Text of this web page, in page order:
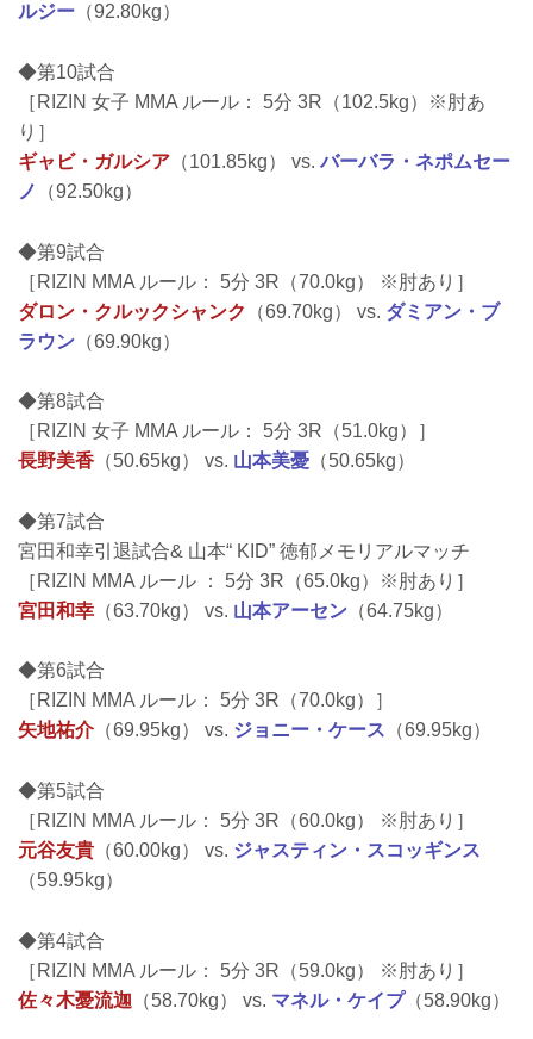
ルジー （92.80kg）
◆第10試合
［RIZIN 女子 MMA ルール： 5分 3R（102.5kg）※肘あ
り］
ギャビ・ガルシア （101.85kg） vs. バーバラ・ネポムセー
ノ
（92.50kg）
◆第9試合
［RIZIN MMA ルール： 5分 3R（70.0kg） ※肘あり］
ダロン・クルックシャンク
（69.70kg） vs. ダミアン・ブ
ラウン （69.90kg）
◆第8試合
［RIZIN 女子 MMA ルール： 5分 3R（51.0kg）］
長野美香 （50.65kg） vs. 山本美憂 （50.65kg）
◆第7試合
宮田和幸引退試合& 山本“ KID” 徳郁メモリアルマッチ
［RIZIN MMA ルール ： 5分 3R（65.0kg）※肘あり］
宮田和幸 （63.70kg） vs. 山本アーセン （64.75kg）
◆第6試合
［RIZIN MMA ルール： 5分 3R（70.0kg）］
矢地祐介（69.95kg） vs. ジョニー・ケース （69.95kg）
◆第5試合
［RIZIN MMA ルール： 5分 3R（60.0kg） ※肘あり］
元谷友貴 （60.00kg） vs. ジャスティン・スコッギンス
（59.95kg）
◆第4試合
［RIZIN MMA ルール： 5分 3R（59.0kg） ※肘あり］
佐々木憂流迦 （58.70kg） vs. マネル・ケイプ（58.90kg）